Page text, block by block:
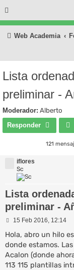
Web Academia
Lista
preliminar -
Moderador: Alberto
Responder
121
iflores
Sc
Lista
preliminar -
M
n
a
j
e
15 Feb 2016, 12:14
Hola, abro un hilo
donde estamos.
Acalon (donde
113 115 plantillas